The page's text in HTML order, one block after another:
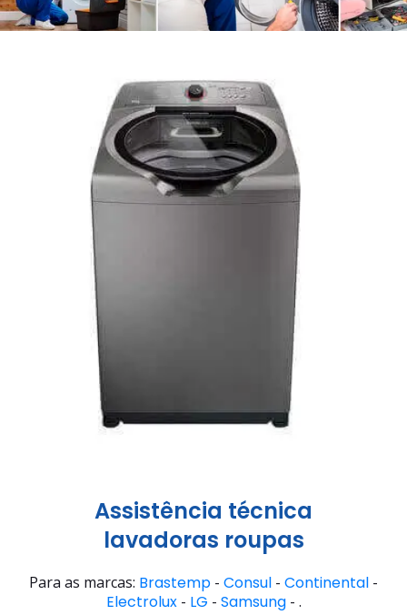
Assistência técnica
lavadoras roupas
Para as marcas: Brastemp - Consul - Continental -
Electrolux- LG - Samsung- .